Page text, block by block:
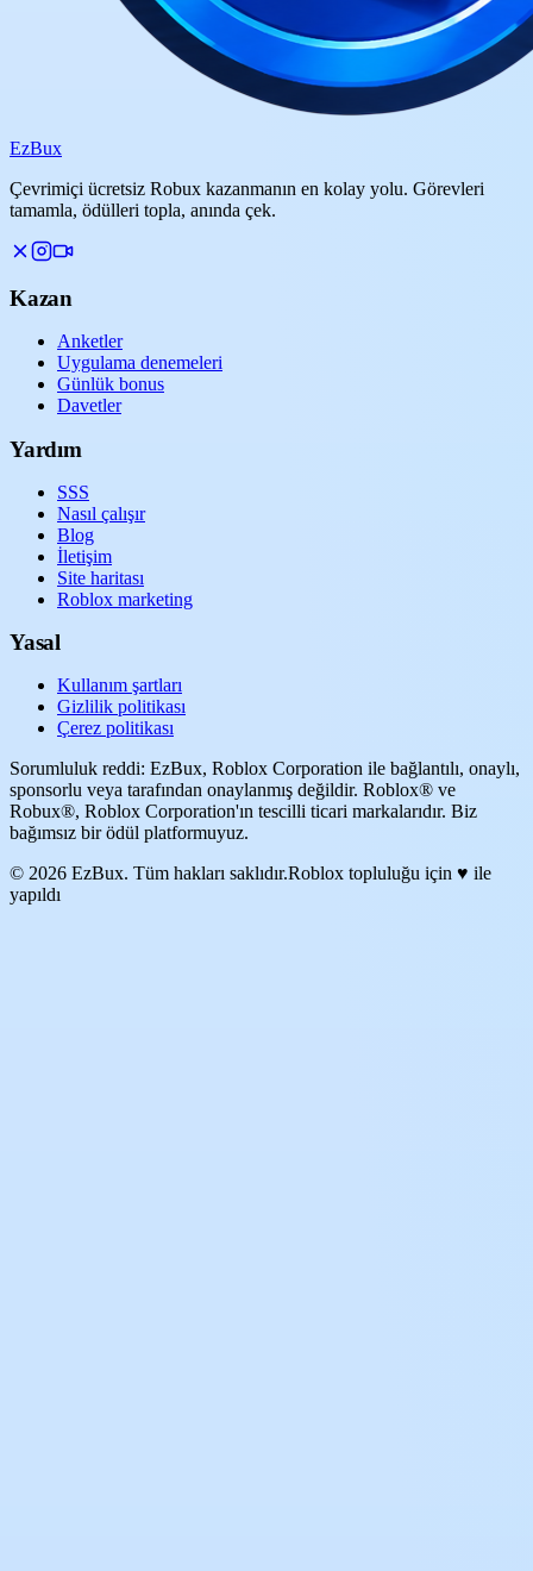
EzBux
Çevrimiçi ücretsiz Robux kazanmanın en kolay yolu. Görevleri
tamamla, ödülleri topla, anında çek.
Kazan
Anketler
Uygulama denemeleri
Günlük bonus
Davetler
Yardım
SSS
Nasıl çalışır
Blog
İletişim
Site haritası
Roblox marketing
Yasal
Kullanım şartları
Gizlilik politikası
Çerez politikası
Sorumluluk reddi: EzBux, Roblox Corporation ile bağlantılı, onaylı,
sponsorlu veya tarafından onaylanmış değildir. Roblox® ve
Robux®, Roblox Corporation'ın tescilli ticari markalarıdır. Biz
bağımsız bir ödül platformuyuz.
© 2026 EzBux. Tüm hakları saklıdır.Roblox topluluğu için ♥ ile
yapıldı